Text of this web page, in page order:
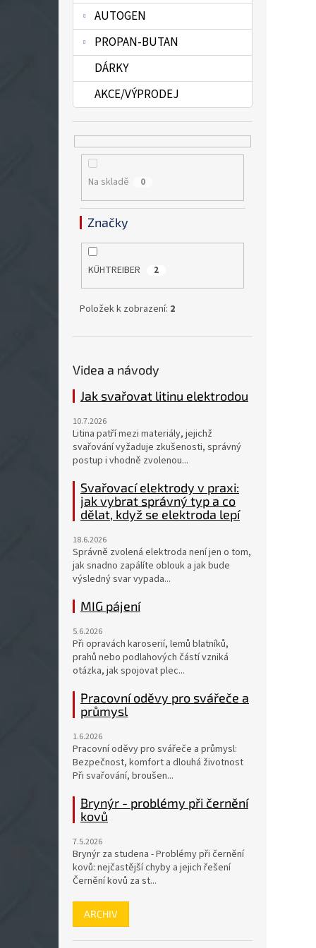
AUTOGEN
PROPAN-BUTAN
DÁRKY
AKCE/VÝPRODEJ
Na skladě 0
Značky
KÜHTREIBER 2
Položek k zobrazení: 2
Videa a návody
Jak svařovat litinu elektrodou
10.7.2026
Litina patří mezi materiály, jejichž
svařování vyžaduje zkušenosti, správný
postup i vhodně zvolenou...
Svařovací elektrody v praxi:
jak vybrat správný typ a co
dělat, když se elektroda lepí
18.6.2026
Správně zvolená elektroda není jen o tom,
jak snadno zapálíte oblouk a jak bude
výsledný svar vypada...
MIG pájení
5.6.2026
Při opravách karoserií, lemů blatníků,
prahů nebo podlahových částí vzniká
otázka, jak spojovat plec...
Pracovní oděvy pro svářeče a
průmysl
1.6.2026
Pracovní oděvy pro svářeče a průmysl:
Bezpečnost, komfort a dlouhá životnost
Při svařování, broušen...
Brynýr - problémy při černění
kovů
7.5.2026
Brynýr za studena - Problémy při černění
kovů: nejčastější chyby a jejich řešení
Černění kovů za st...
ARCHIV